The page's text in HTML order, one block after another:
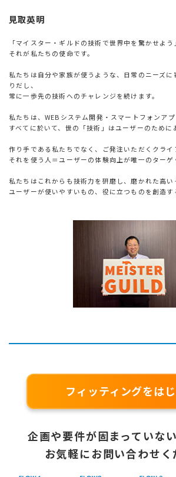
見取英明
「マイスター・ギルドの技術で世界中を驚かせよう」
それが私たちの使命です。
私たちは自分や家族が使うような、日常のニーズ
りだし、
常に一歩先の技術へのチャレンジを続けます。
私たちは、WEBシステム開発・スマートフォンアプ
すべてに於いて、世の「技術」はユーザーのために
作り手である私たちでなく、ご発注いただくクライ
それを使う人＝ユーザーの体験向上が唯一のターゲ
私たちはこれからも技術力を研磨し、磨かれた高い
ユーザーが使いやすいもの、役に立つものを創造す
フィッティングをは
企画や要件が固まっていな
お気軽にお問い合わせく